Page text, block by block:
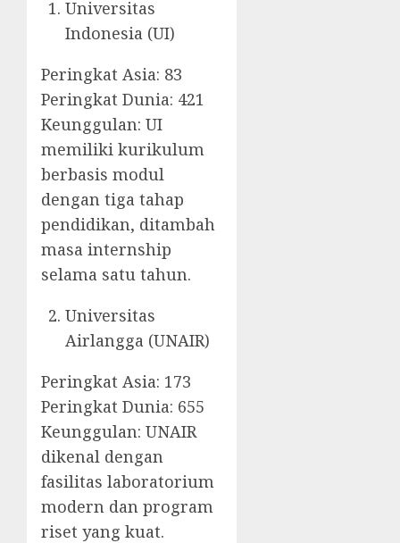
Universitas
Indonesia (UI)
Peringkat Asia: 83
Peringkat Dunia: 421
Keunggulan: UI
memiliki kurikulum
berbasis modul
dengan tiga tahap
pendidikan, ditambah
masa internship
selama satu tahun.
Universitas
Airlangga (UNAIR)
Peringkat Asia: 173
Peringkat Dunia: 655
Keunggulan: UNAIR
dikenal dengan
fasilitas laboratorium
modern dan program
riset yang kuat.